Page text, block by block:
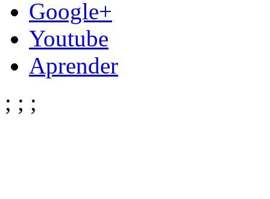
Google+
Youtube
Aprender
; ; ;